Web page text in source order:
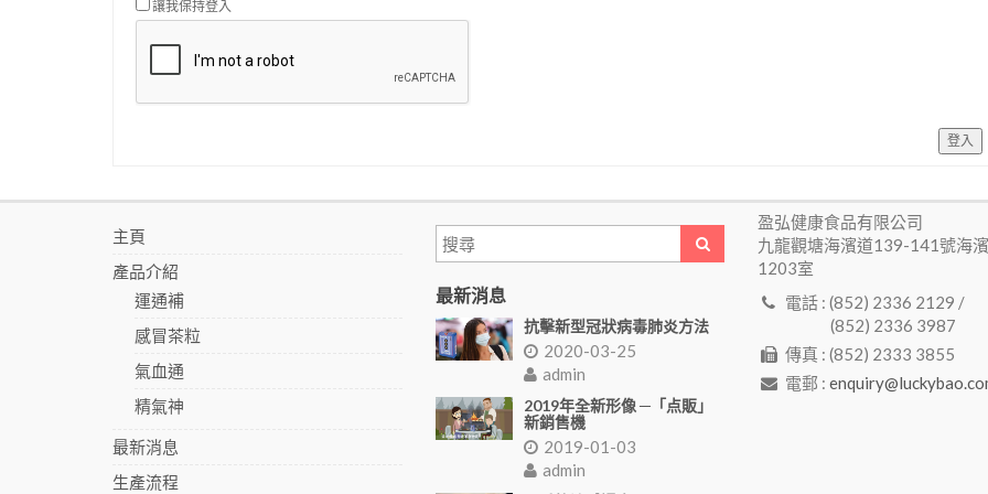
讓我保持登入
登入
主頁
產品介紹
運通補
感冒茶粒
氣血通
精氣神
最新消息
生產流程
最新消息
抗擊新型冠狀病毒肺炎方法
2020-03-25
admin
2019年全新形像 ─「点販」
新銷售機
2019-01-03
admin
盈弘健康食品有限公司
九龍觀塘海濱道139-141號海
1203室
電話 : (852) 2336 2129 /
(852) 2336 3987
傳真 : (852) 2333 3855
電郵 :